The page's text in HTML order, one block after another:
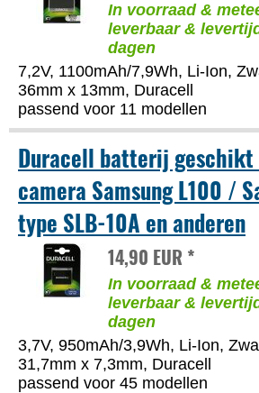
In voorraad &
leverbaar &
dagen
7,2V, 1100mAh/7,9Wh, Li-Ion,
36mm x 13mm, Duracell
passend voor 11 modellen
Duracell batterij
camera Samsung L100 /
type SLB-10A en anderen
14,90 EUR *
In voorraad &
leverbaar &
dagen
3,7V, 950mAh/3,9Wh, Li-Ion,
31,7mm x 7,3mm, Duracell
passend voor 45 modellen